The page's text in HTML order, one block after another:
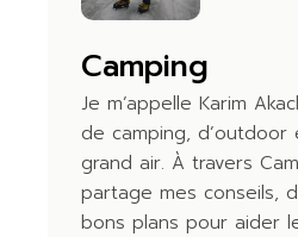
Camping
Je m’appelle Karim
de camping,
grand air. À travers
partage mes conseils,
bons plans pour aider